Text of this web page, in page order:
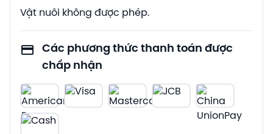
Vật nuôi không được phép.
Các phương thức thanh toán được
chấp nhận